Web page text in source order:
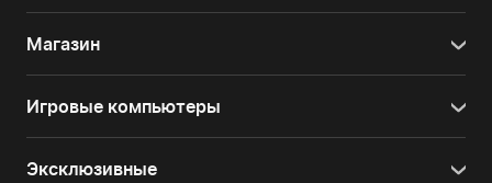
Магазин
Игровые компьютеры
Эксклюзивные